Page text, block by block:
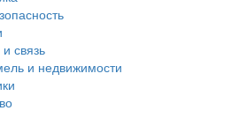
связь
и недвижимости